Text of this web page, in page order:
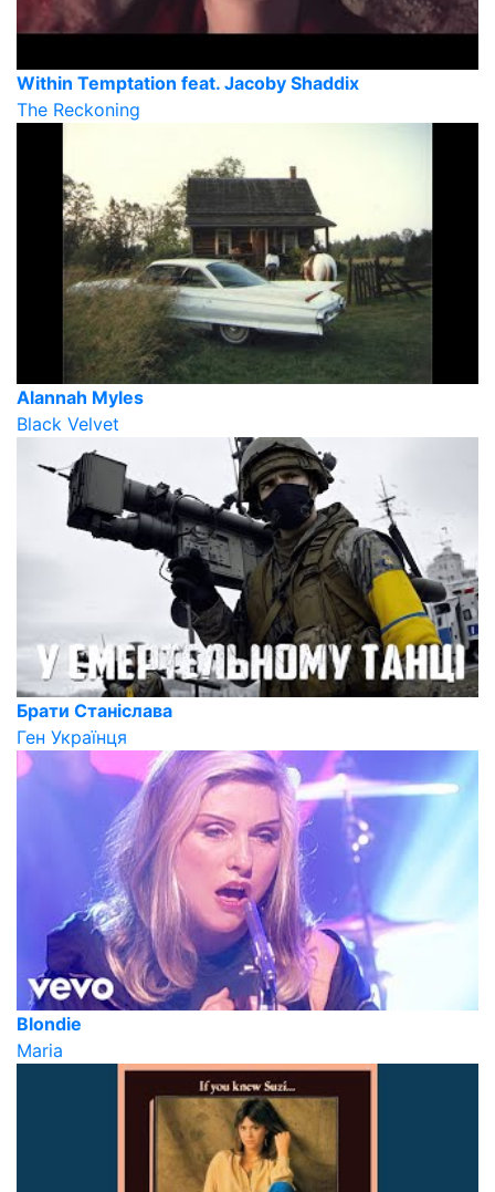
Within Temptation feat. Jacoby Shaddix
The Reckoning
Alannah Myles
Black Velvet
Брати Станіслава
Ген Українця
Blondie
Maria